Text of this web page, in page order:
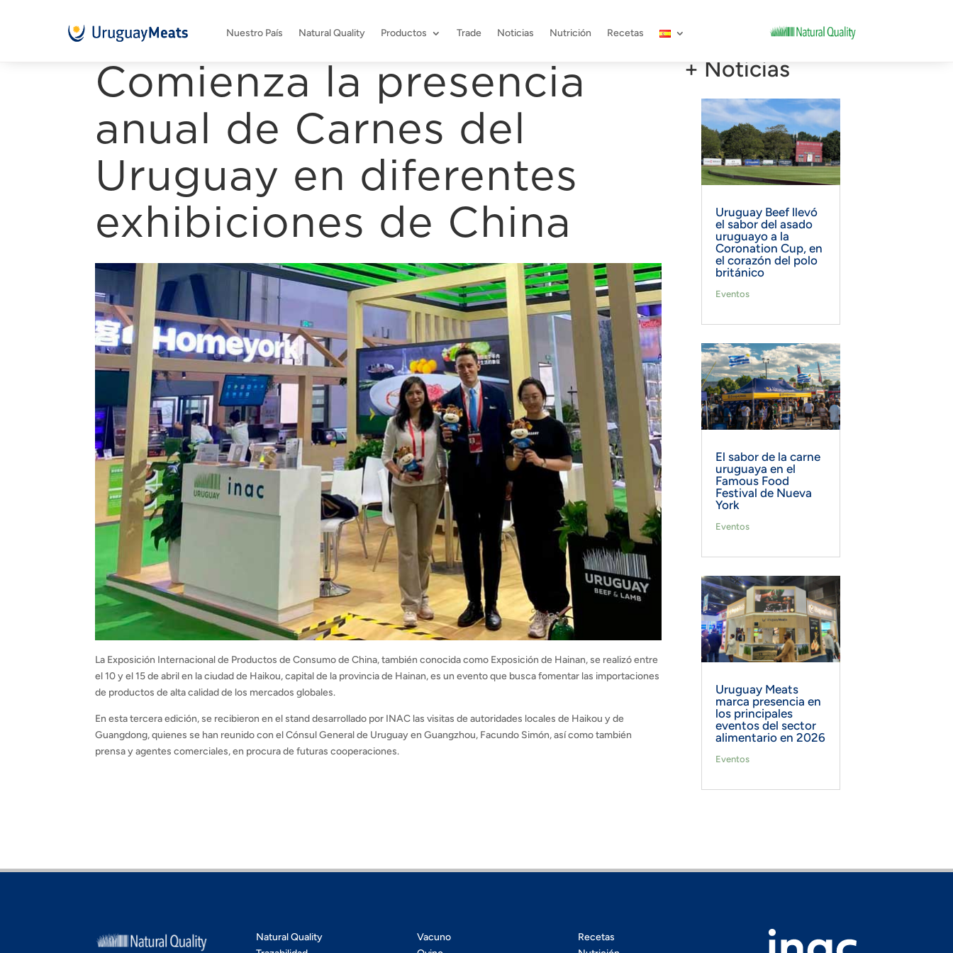
Nuestro País Natural Quality Productos Trade Noticias Nutrición Recetas
Comienza la presencia
anual de Carnes del
Uruguay en diferentes
exhibiciones de China
La Exposición Internacional de Productos de Consumo de China, también conocida como Exposición de Hainan, se realizó entre
el 10 y el 15 de abril en la ciudad de Haikou, capital de la provincia de Hainan, es un evento que busca fomentar las importaciones
de productos de alta calidad de los mercados globales.
En esta tercera edición, se recibieron en el stand desarrollado por INAC las visitas de autoridades locales de Haikou y de
Guangdong, quienes se han reunido con el Cónsul General de Uruguay en Guangzhou, Facundo Simón, así como también
prensa y agentes comerciales, en procura de futuras cooperaciones.
+ Noticias
Uruguay Beef llevó
el sabor del asado
uruguayo a la
Coronation Cup, en
el corazón del polo
británico
Eventos
El sabor de la carne
uruguaya en el
Famous Food
Festival de Nueva
York
Eventos
Uruguay Meats
marca presencia en
los principales
eventos del sector
alimentario en 2026
Eventos
Natural Quality
Vacuno
Recetas